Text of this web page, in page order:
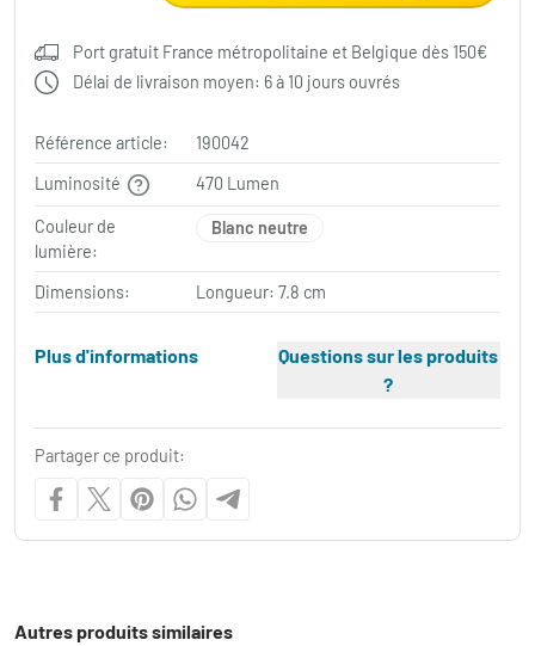
Port gratuit France métropolitaine et Belgique dès 150€
Délai de livraison moyen: 6 à 10 jours ouvrés
Référence article:
190042
Luminosité
470 Lumen
Couleur de
lumière:
Blanc neutre
Dimensions: Longueur: 7.8 cm
Plus d'informations
Questions sur les produits
?
Partager ce produit:
Autres produits similaires